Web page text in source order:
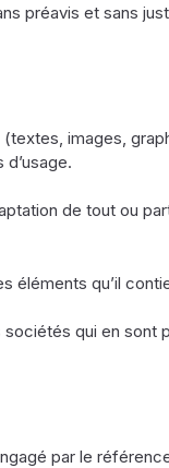
préavis et sans
images,
de tout ou
éléments qu’il
qui en sont
par le